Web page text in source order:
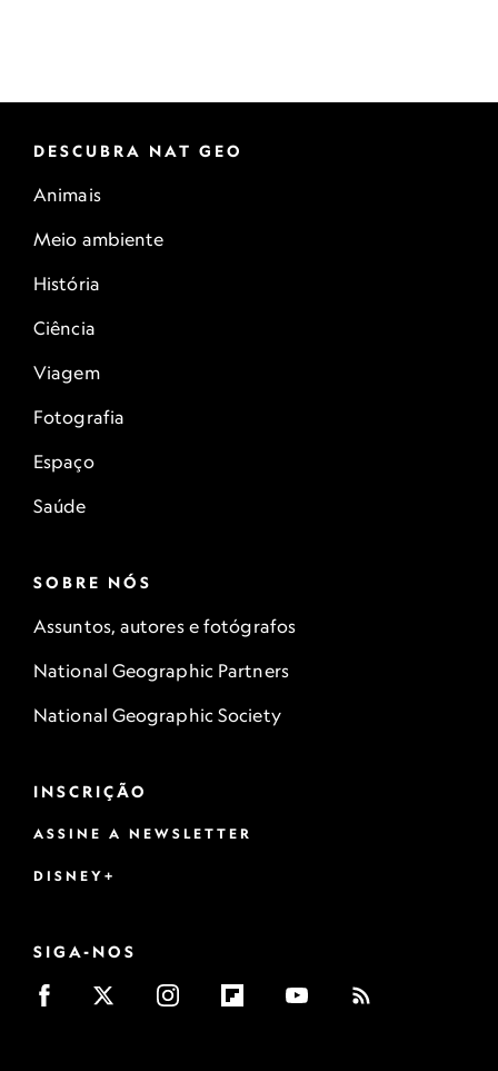
DESCUBRA NAT GEO
Animais
Meio ambiente
História
Ciência
Viagem
Fotografia
Espaço
Saúde
SOBRE NÓS
Assuntos, autores e fotógrafos
National Geographic Partners
National Geographic Society
INSCRIÇÃO
ASSINE A NEWSLETTER
DISNEY+
SIGA-NOS